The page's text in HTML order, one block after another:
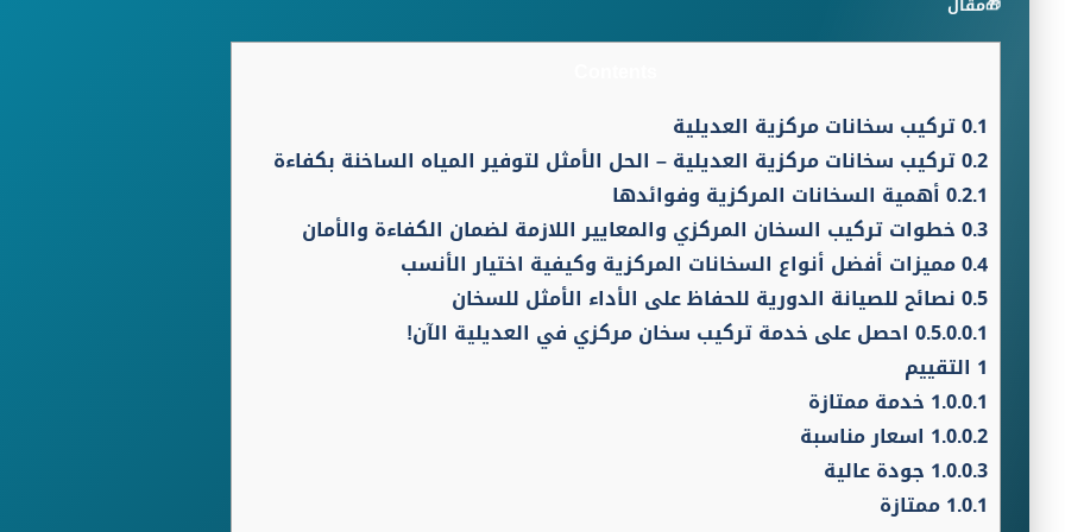
0.1تركيب سخانات مركزية العديلية
0.2تركيب سخانات مركزية العديلية – الحل الأمثل لتوفير المياه الساخنة بكفاءة
0.2.1أهمية السخانات المركزية وفوائدها
0.3خطوات تركيب السخان المركزي والمعايير اللازمة لضمان الكفاءة والأمان
0.4مميزات أفضل أنواع السخانات المركزية وكيفية اختيار الأنسب
0.5نصائح للصيانة الدورية للحفاظ على الأداء الأمثل للسخان
0.5.0.0.1 احصل على خدمة تركيب سخان مركزي في العديلية الآن!
1 التقييم
1.0.0.1 خدمة ممتازة
1.0.0.2 اسعار مناسبة
1.0.0.3 جودة عالية
1.0.1ممتازة